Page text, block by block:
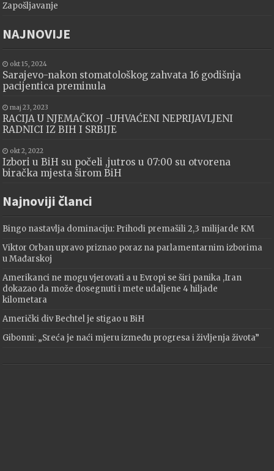
Zapošljavanje
NAJNOVIJE
okt 15, 2024
Sarajevo-nakon stomatološkog zahvata 16 godišnja
pacijentica preminula
maj 23, 2023
RACIJA U NJEMAČKOJ -UHVAĆENI NEPRIJAVLJENI
RADNICI IZ BIH I SRBIJE
okt 2, 2022
Izbori u BiH su počeli ,jutros u 07:00 su otvorena
biračka mjesta širom BiH
Najnoviji članci
Bingo nastavlja dominaciju: Prihodi premašili 2,3 milijarde KM
Viktor Orban upravo priznao poraz na parlamentarnim izborima
u Mađarskoj
Amerikanci ne mogu vjerovati a u Evropi se širi panika ,Iran
dokazao da može dosegnuti i mete udaljene 4 hiljade
kilometara
Američki div Bechtel je stigao u BiH
Gibonni: „Sreća je naći mjeru između progresa i življenja života”